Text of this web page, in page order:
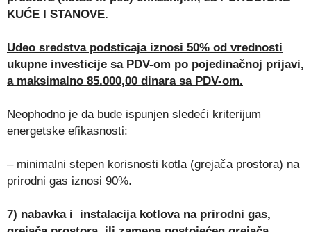
KUĆE I STANOVE.
Udeo sredstva podsticaja iznosi 50% od vrednosti
ukupne investicije sa PDV-om po pojedinačnoj prijavi,
a maksimalno 85.000,00 dinara sa PDV-om.
Neophodno je da bude ispunjen sledeći kriterijum
energetske efikasnosti:
– minimalni stepen korisnosti kotla (grejača prostora) na
prirodni gas iznosi 90%.
7) nabavka i instalacija kotlova na prirodni gas,